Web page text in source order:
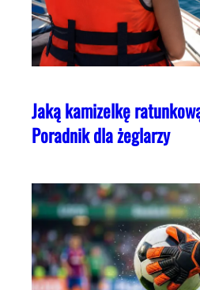
Jaką kamizelkę
Poradnik dla żeglarzy